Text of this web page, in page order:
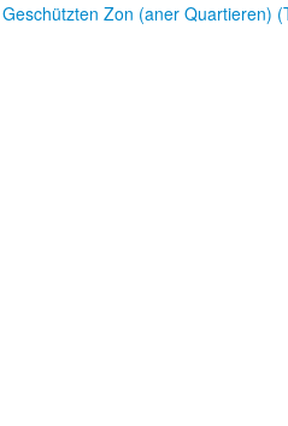
Zon (aner Quartieren)